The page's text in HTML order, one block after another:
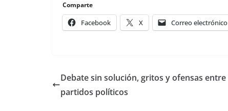
Comparte
Facebook X Correo electrónico
Debate sin solución, gritos y ofensas entre
partidos políticos